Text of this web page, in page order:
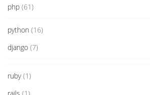
php (61)
python (16)
django (7)
ruby(1)